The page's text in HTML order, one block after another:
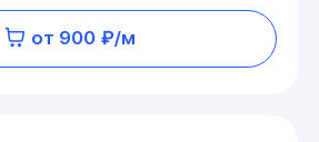
от 900 ₽/м